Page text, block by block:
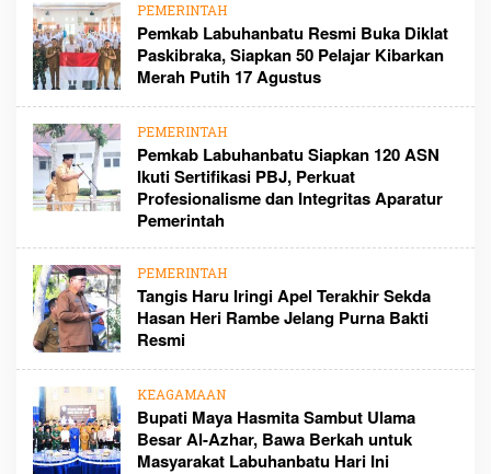
PEMERINTAH
Pemkab Labuhanbatu Resmi Buka Diklat
Paskibraka, Siapkan 50 Pelajar Kibarkan
Merah Putih 17 Agustus
PEMERINTAH
Pemkab Labuhanbatu Siapkan 120 ASN
Ikuti Sertifikasi PBJ, Perkuat
Profesionalisme dan Integritas Aparatur
Pemerintah
PEMERINTAH
Tangis Haru Iringi Apel Terakhir Sekda
Hasan Heri Rambe Jelang Purna Bakti
Resmi
KEAGAMAAN
Bupati Maya Hasmita Sambut Ulama
Besar Al-Azhar, Bawa Berkah untuk
Masyarakat Labuhanbatu Hari Ini